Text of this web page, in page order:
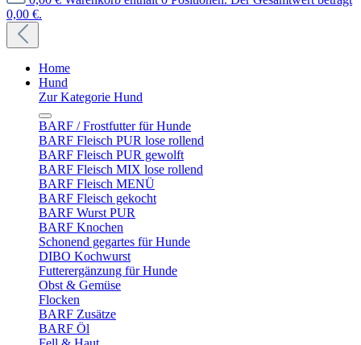
0,00 €.
Home
Hund
Zur Kategorie Hund
BARF / Frostfutter für Hunde
BARF Fleisch PUR lose rollend
BARF Fleisch PUR gewolft
BARF Fleisch MIX lose rollend
BARF Fleisch MENÜ
BARF Fleisch gekocht
BARF Wurst PUR
BARF Knochen
Schonend gegartes für Hunde
DIBO Kochwurst
Futterergänzung für Hunde
Obst & Gemüse
Flocken
BARF Zusätze
BARF Öl